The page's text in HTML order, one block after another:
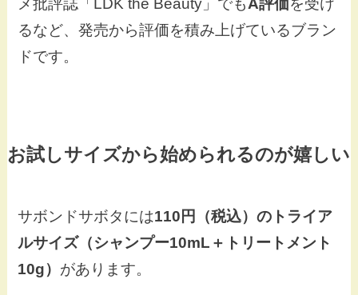
メ批評誌「LDK the Beauty」でもA評価を受け
るなど、発売から評価を積み上げているブラン
ドです。
お試しサイズから始められるのが嬉しい
サボンドサボタには110円（税込）のトライア
ルサイズ（シャンプー10mL＋トリートメント
10g） があります。